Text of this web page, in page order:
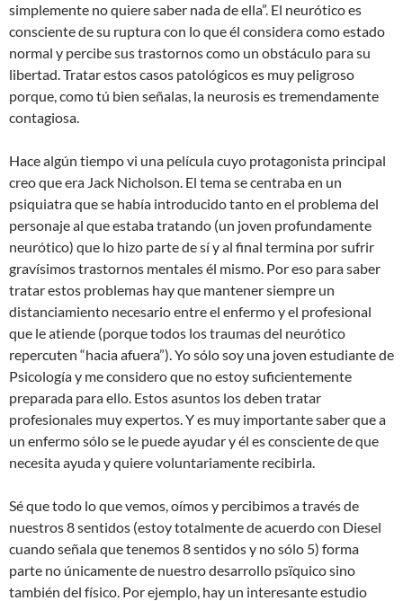
simplemente no quiere saber nada de ella”. El neurótico es
consciente de su ruptura con lo que él considera como estado
normal y percibe sus trastornos como un obstáculo para su
libertad. Tratar estos casos patológicos es muy peligroso
porque, como tú bien señalas, la neurosis es tremendamente
contagiosa.
Hace algún tiempo vi una película cuyo protagonista principal
creo que era Jack Nicholson. El tema se centraba en un
psiquiatra que se había introducido tanto en el problema del
personaje al que estaba tratando (un joven profundamente
neurótico) que lo hizo parte de sí y al final termina por sufrir
gravísimos trastornos mentales él mismo. Por eso para saber
tratar estos problemas hay que mantener siempre un
distanciamiento necesario entre el enfermo y el profesional
que le atiende (porque todos los traumas del neurótico
repercuten “hacia afuera”). Yo sólo soy una joven estudiante de
Psicología y me considero que no estoy suficientemente
preparada para ello. Estos asuntos los deben tratar
profesionales muy expertos. Y es muy importante saber que a
un enfermo sólo se le puede ayudar y él es consciente de que
necesita ayuda y quiere voluntariamente recibirla.
Sé que todo lo que vemos, oímos y percibimos a través de
nuestros 8 sentidos (estoy totalmente de acuerdo con Diesel
cuando señala que tenemos 8 sentidos y no sólo 5) forma
parte no únicamente de nuestro desarrollo psïquico sino
también del físico. Por ejemplo, hay un interesante estudio